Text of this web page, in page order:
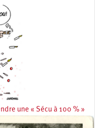
une « Sécu à 100 % »